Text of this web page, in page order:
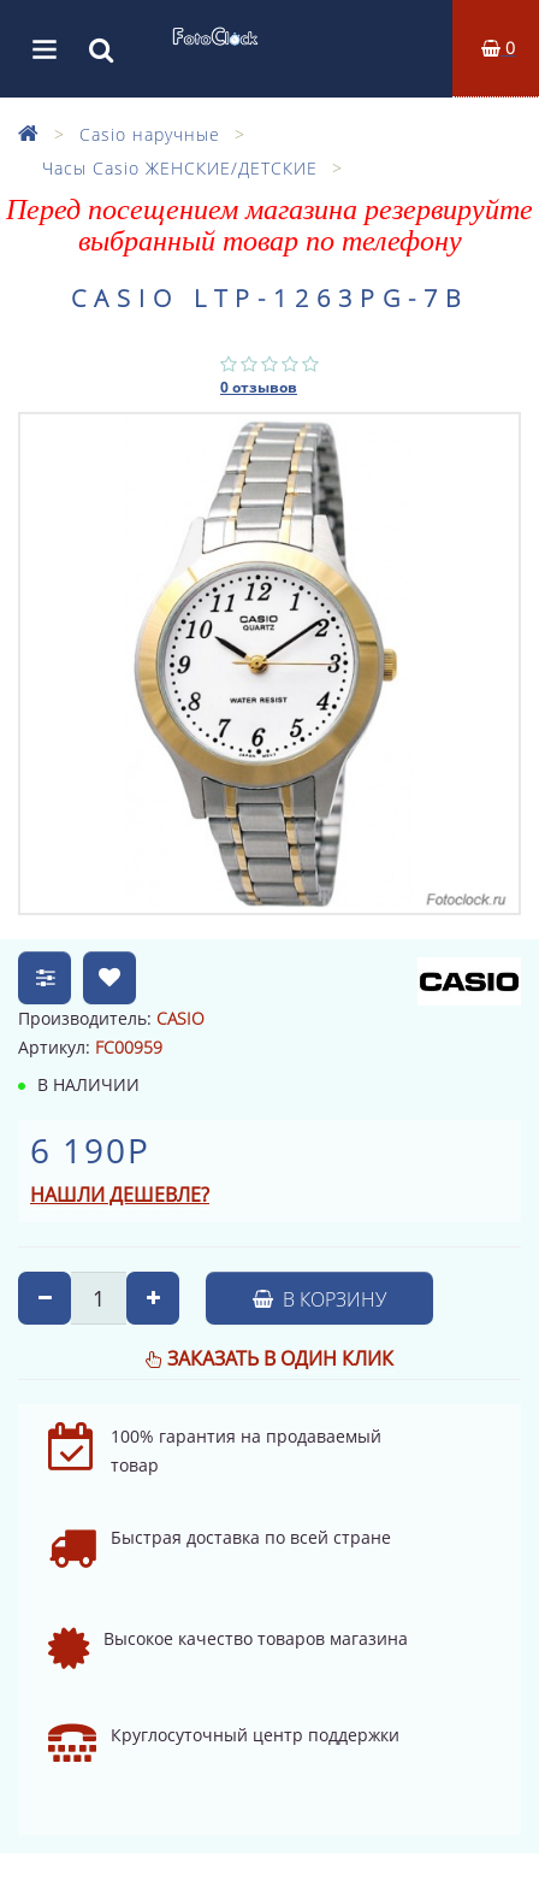
0
Casio наручные
Часы Casio ЖЕНСКИЕ/ДЕТСКИЕ
Перед посещением магазина резервируйте
выбранный товар по телефону
CASIO LTP-1263PG-7B
0 отзывов
Производитель: CASIO
Артикул: FC00959
В НАЛИЧИИ
6 190Р
НАШЛИ ДЕШЕВЛЕ?
В КОРЗИНУ
ЗАКАЗАТЬ В ОДИН КЛИК
100% гарантия на продаваемый
товар
Быстрая доставка по всей стране
Высокое качество товаров магазина
Круглосуточный центр поддержки